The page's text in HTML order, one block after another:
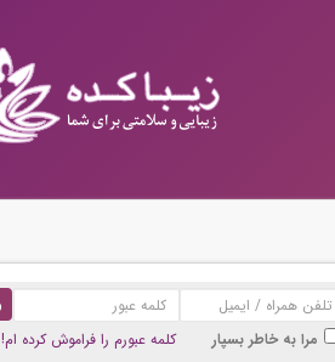
مرا به خاطر بسپار
کلمه عبورم را فراموش کرده ام!